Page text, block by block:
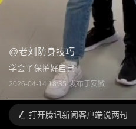
@老刘防身技巧
学会了保护好自己
2026-04-14 18:35 发布于安徽
打开腾讯新闻客户端说两句